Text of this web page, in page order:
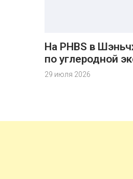
На PHBS в
по углеродной
29 июля 2026